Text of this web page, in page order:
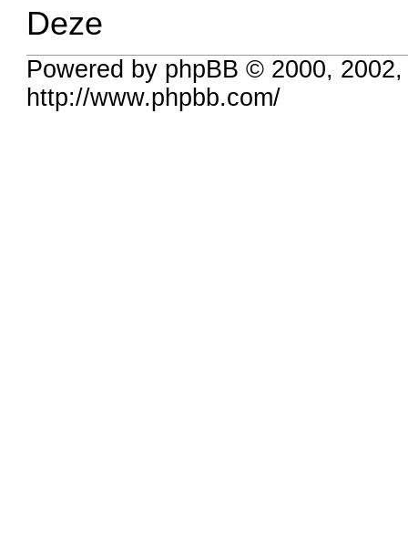
Deze
Powered by phpBB © 2000,
http://www.phpbb.com/